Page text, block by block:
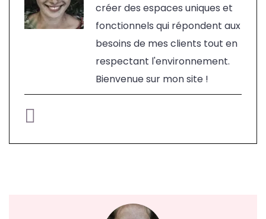
créer des espaces uniques et
fonctionnels qui répondent aux
besoins de mes clients tout en
respectant l'environnement.
Bienvenue sur mon site !